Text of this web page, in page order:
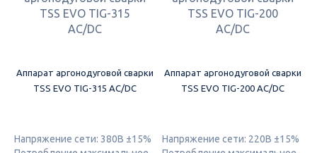
Аппарат аргонодуговой сварки
TSS EVO TIG-315 AC/DC
Напряжение сети: 380В ±15%
Аппарат аргонодуговой сварки
TSS EVO TIG-200 AC/DC
Напряжение сети: 220В ±15%